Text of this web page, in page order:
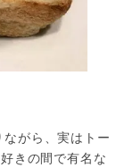
がら、実はトー
きの間で有名な